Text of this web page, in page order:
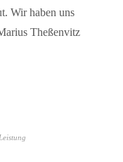
Wir haben uns
Theßenvitz